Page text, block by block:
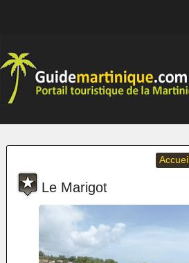
Le Marigot
Accueil